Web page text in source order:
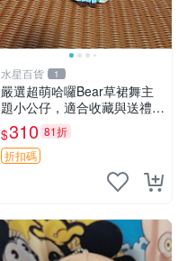
水星百貨 1
嚴選超萌哈囉Bear草裙舞主
題小公仔，適合收藏與送禮 1
00 克 哈囉Bear 草裙舞
$310 81折
折扣碼